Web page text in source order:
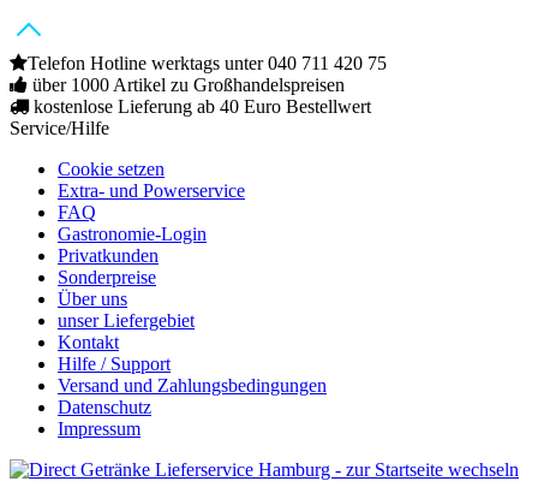
Telefon Hotline werktags unter 040 711 420 75
über 1000 Artikel zu Großhandelspreisen
kostenlose Lieferung ab 40 Euro Bestellwert
Service/Hilfe
Cookie setzen
Extra- und Powerservice
FAQ
Gastronomie-Login
Privatkunden
Sonderpreise
Über uns
unser Liefergebiet
Kontakt
Hilfe / Support
Versand und Zahlungsbedingungen
Datenschutz
Impressum